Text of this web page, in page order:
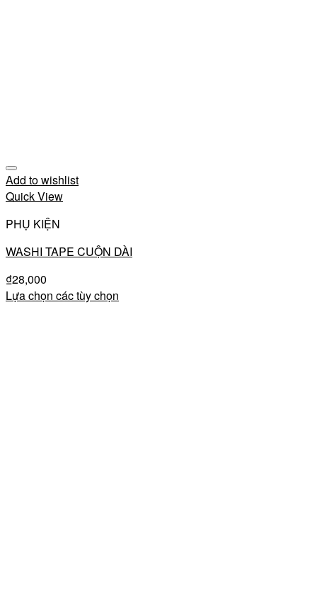
Add to wishlist
Quick View
PHỤ KIỆN
WASHI TAPE CUỘN DÀI
₫28,000
Lựa chọn các tùy chọn